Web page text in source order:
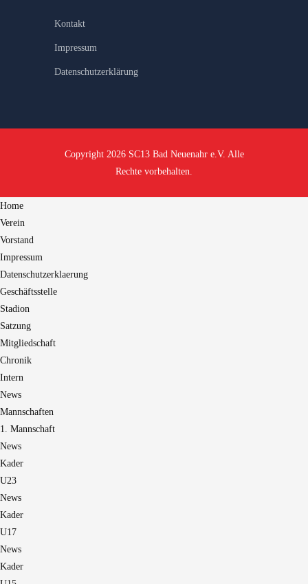
Kontakt
Impressum
Datenschutzerklärung
Copyright 2026 SC13 Bad Neuenahr e.V. Alle
Rechte vorbehalten.
Home
Verein
Vorstand
Impressum
Datenschutzerklaerung
Geschäftsstelle
Stadion
Satzung
Mitgliedschaft
Chronik
Intern
News
Mannschaften
1. Mannschaft
News
Kader
U23
News
Kader
U17
News
Kader